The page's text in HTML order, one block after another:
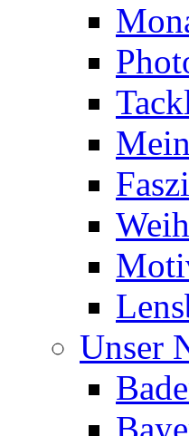
Unser